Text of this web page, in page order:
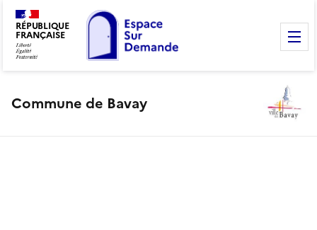
RÉPUBLIQUE
FRANÇAISE
Commune de Bavay